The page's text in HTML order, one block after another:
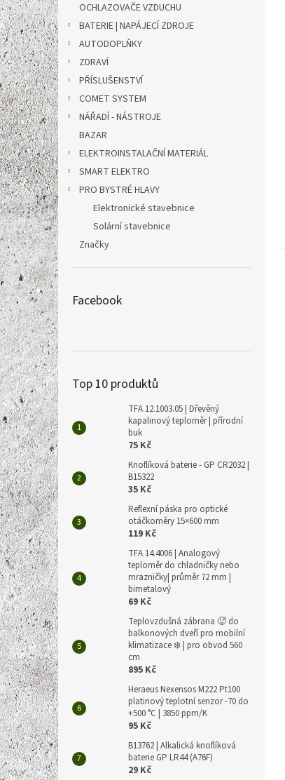
OCHLAZOVAČE VZDUCHU
BATERIE | NAPÁJECÍ ZDROJE
AUTODOPLŇKY
ZDRAVÍ
PŘÍSLUŠENSTVÍ
COMET SYSTEM
NÁŘADÍ - NÁSTROJE
BAZAR
ELEKTROINSTALAČNÍ MATERIÁL
SMART ELEKTRO
PRO BYSTRÉ HLAVY
Elektronické stavebnice
Solární stavebnice
Značky
Facebook
Top 10 produktů
TFA 12.1003.05 | Dřevěný
kapalinový teploměr | přírodní
buk
75 Kč
Knoflíková baterie - GP CR2032 |
B15322
35 Kč
Reflexní páska pro optické
otáčkoměry 15×600 mm
119 Kč
TFA 14.4006 | Analogový
teploměr do chladničky nebo
mrazničky| průměr 72 mm |
bimetalový
69 Kč
Teplovzdušná zábrana 🥵 do
balkonových dveří pro mobilní
klimatizace ❄️ | pro obvod 560
cm
895 Kč
Heraeus Nexensos M222 Pt100
platinový teplotní senzor -70 do
+500 °C | 3850 ppm/K
95 Kč
B13762 | Alkalická knoflíková
baterie GP LR44 (A76F)
29 Kč